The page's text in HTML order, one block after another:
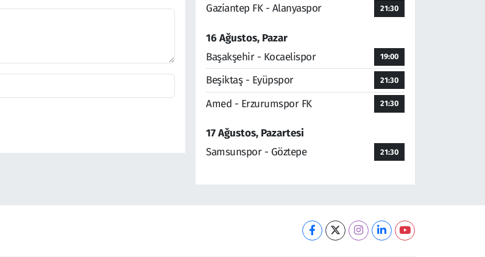
Gaziantep FK - Alanyaspor 21:30
16 Ağustos, Pazar
Başakşehir - Kocaelispor
19:00
Beşiktaş - Eyüpspor 21:30
Amed - Erzurumspor FK 21:30
17 Ağustos, Pazartesi
Samsunspor - Göztepe
21:30